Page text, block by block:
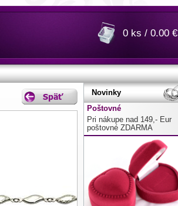
0 ks / 0.00 €
Novinky
Poštovné
Pri nákupe nad 149,- Eur
poštovné ZDARMA